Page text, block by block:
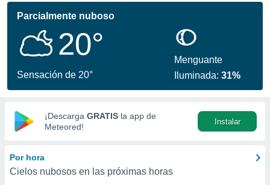
ha sido
que se
calidad.
a este
las
y
digital
basada
Parcialmente nuboso
20°
Sensación de 20°
Menguante
Iluminada:31%
¡Descarga GRATIS la app de
Meteored!
Instalar
Por hora
Cielos nubosos en las próximas horas